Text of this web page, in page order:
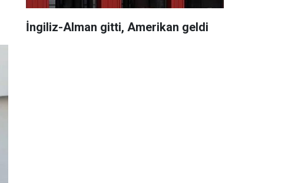
İngiliz-Alman gitti, Amerikan geldi